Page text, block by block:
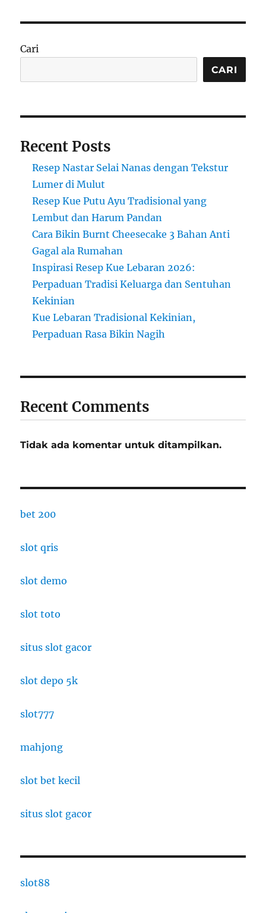
yang
di
di
Cari
CARI
Recent Posts
Resep Nastar Selai Nanas dengan Tekstur
Lumer di Mulut
Resep Kue Putu Ayu Tradisional yang
Lembut dan Harum Pandan
Cara Bikin Burnt Cheesecake 3 Bahan Anti
Gagal ala Rumahan
Inspirasi Resep Kue Lebaran 2026:
Perpaduan Tradisi Keluarga dan Sentuhan
Kekinian
Kue Lebaran Tradisional Kekinian,
Perpaduan Rasa Bikin Nagih
Recent Comments
Tidak ada komentar untuk ditampilkan.
bet 200
slot qris
slot demo
slot toto
situs slot gacor
slot depo 5k
slot777
mahjong
slot bet kecil
situs slot gacor
slot88